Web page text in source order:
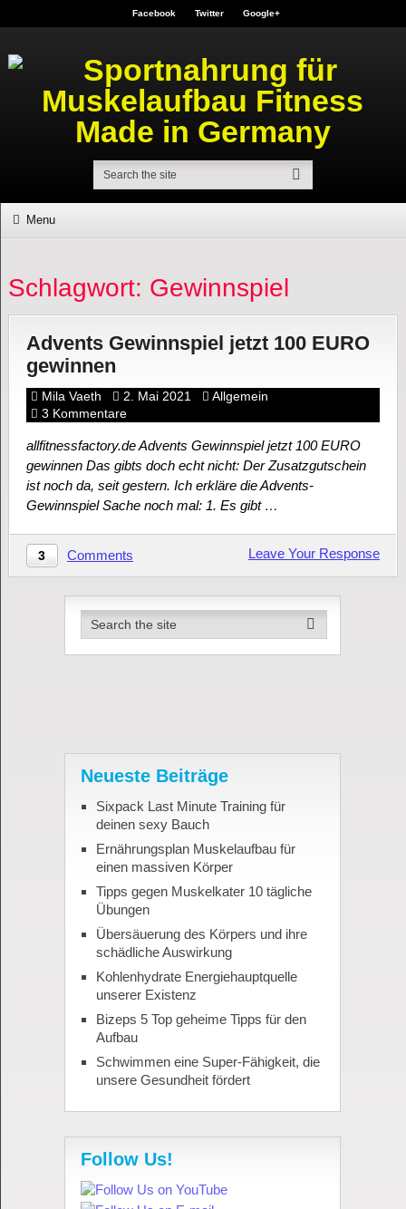
Facebook Twitter Google+
Menu
Schlagwort: Gewinnspiel
Advents Gewinnspiel jetzt 100 EURO
gewinnen
Mila Vaeth 2. Mai 2021
Allgemein
3 Kommentare
allfitnessfactory.de Advents Gewinnspiel jetzt 100 EURO
gewinnen Das gibts doch echt nicht: Der Zusatzgutschein
ist noch da, seit gestern. Ich erkläre die Advents-
Gewinnspiel Sache noch mal: 1. Es gibt …
3 Comments Leave Your Response
Neueste Beiträge
Sixpack Last Minute Training für
deinen sexy Bauch
Ernährungsplan Muskelaufbau für
einen massiven Körper
Tipps gegen Muskelkater 10 tägliche
Übungen
Übersäuerung des Körpers und ihre
schädliche Auswirkung
Kohlenhydrate Energiehauptquelle
unserer Existenz
Bizeps 5 Top geheime Tipps für den
Aufbau
Schwimmen eine Super-Fähigkeit, die
unsere Gesundheit fördert
Follow Us!